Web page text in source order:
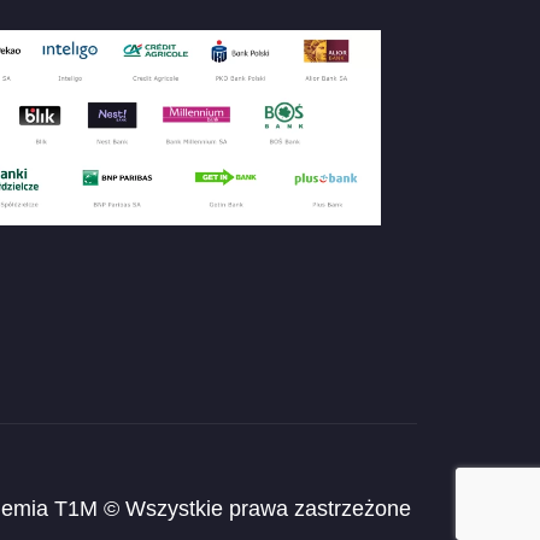
T1M © Wszystkie prawa zastrzeżone